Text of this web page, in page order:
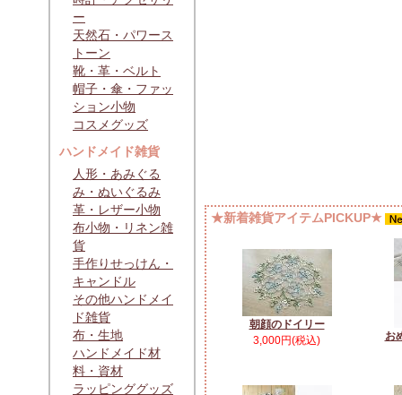
ー
天然石・パワース
トーン
靴・革・ベルト
帽子・傘・ファッ
ション小物
コスメグッズ
ハンドメイド雑貨
人形・あみぐる
み・ぬいぐるみ
革・レザー小物
布小物・リネン雑
貨
手作りせっけん・
キャンドル
その他ハンドメイ
ド雑貨
布・生地
ハンドメイド材
料・資材
ラッピンググッズ
★新着雑貨アイテムPICKUP★
朝顔のドイリー
3,000円(税込)
お